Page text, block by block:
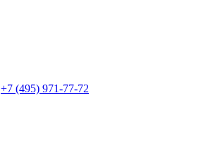
+7 (495) 971-77-72